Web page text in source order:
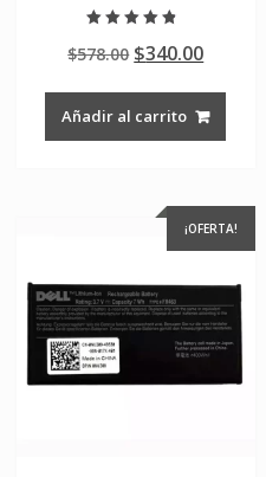
4.50
de 5
$578.00 Original
was:
$578.00.
$340.00Current
$340.00.
Añadir al carrito
¡OFERTA!